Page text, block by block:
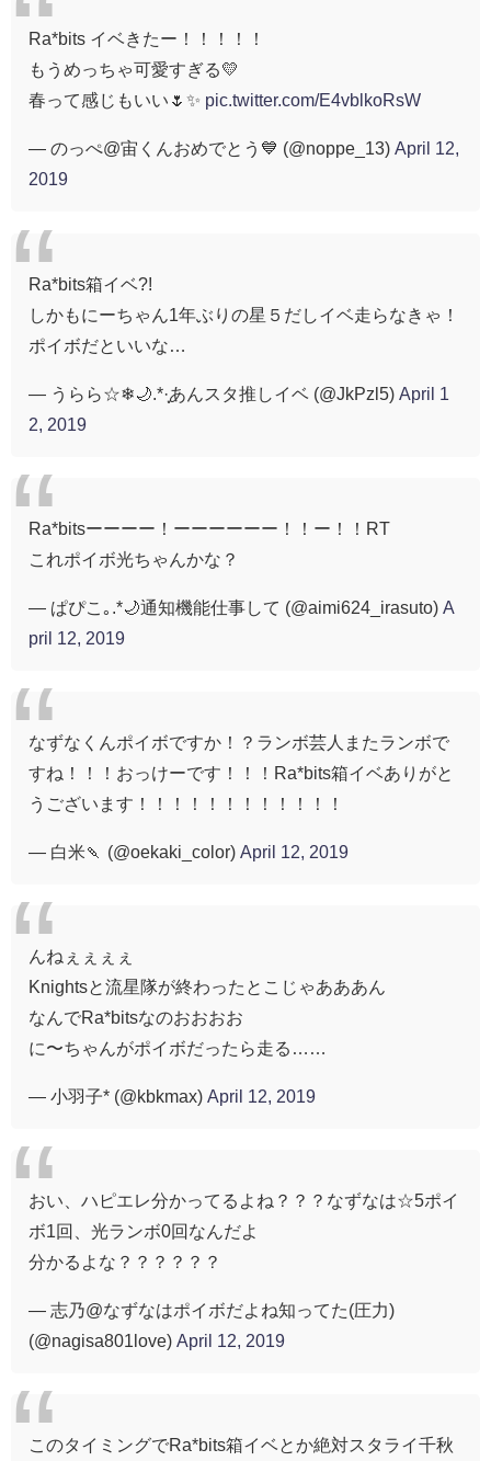
Ra*bits イベきたー！！！！！
もうめっちゃ可愛すぎる💛
春って感じもいい🌷✨ pic.twitter.com/E4vblkoRsW
— のっぺ@宙くんおめでとう💙 (@noppe_13) April 12,
2019
Ra*bits箱イベ?!
しかもにーちゃん1年ぶりの星５だしイベ走らなきゃ！
ポイボだといいな…
— うらら☆❄🌙.*·̩͙あんスタ推しイベ (@JkPzl5) April 1
2, 2019
Ra*bitsーーーー！ーーーーーー！！ー！！RT
これポイボ光ちゃんかな？
— ぱぴこ｡.*🌙通知機能仕事して (@aimi624_irasuto) A
pril 12, 2019
なずなくんポイボですか！？ランボ芸人またランボで
すね！！！おっけーです！！！Ra*bits箱イベありがと
うございます！！！！！！！！！！！！
— 白米🍡 (@oekaki_color) April 12, 2019
んねぇぇぇぇ
Knightsと流星隊が終わったとこじゃあああん
なんでRa*bitsなのおおおお
に〜ちゃんがポイボだったら走る……
— 小羽子* (@kbkmax) April 12, 2019
おい、ハピエレ分かってるよね？？？なずなは☆5ポイ
ボ1回、光ランボ0回なんだよ
分かるよな？？？？？？
— 志乃@なずなはポイボだよね知ってた(圧力)
(@nagisa801love) April 12, 2019
このタイミングでRa*bits箱イベとか絶対スタライ千秋